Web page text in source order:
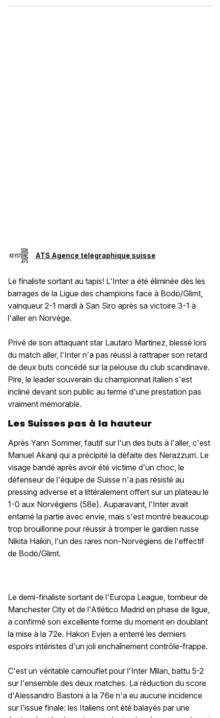
ATS Agence télégraphique suisse
Le finaliste sortant au tapis! L'Inter a été éliminée dès les
barrages de la Ligue des champions face à Bodö/Glimt,
vainqueur 2-1 mardi à San Siro après sa victoire 3-1 à
l'aller en Norvège.
Privé de son attaquant star Lautaro Martinez, blessé lors
du match aller, l'Inter n'a pas réussi à rattraper son retard
de deux buts concédé sur la pelouse du club scandinave.
Pire, le leader souverain du championnat italien s'est
incliné devant son public au terme d'une prestation pas
vraiment mémorable.
Les Suisses pas à la hauteur
Après Yann Sommer, fautif sur l'un des buts à l'aller, c'est
Manuel Akanji qui a précipité la défaite des Nerazzurri. Le
visage bandé après avoir été victime d'un choc, le
défenseur de l'équipe de Suisse n'a pas résisté au
pressing adverse et a littéralement offert sur un plateau le
1-0 aux Norvégiens (58e). Auparavant, l'Inter avait
entamé la partie avec envie, mais s'est montré beaucoup
trop brouillonne pour réussir à tromper le gardien russe
Nikita Haikin, l'un des rares non-Norvégiens de l'effectif
de Bodö/Glimt.
Le demi-finaliste sortant de l'Europa League, tombeur de
Manchester City et de l'Atlético Madrid en phase de ligue,
a confirmé son excellente forme du moment en doublant
la mise à la 72e. Hakon Evjen a enterré les derniers
espoirs intéristes d'un joli enchaînement contrôle-frappe.
C'est un véritable camouflet pour l'Inter Milan, battu 5-2
sur l'ensemble des deux matches. La réduction du score
d'Alessandro Bastoni à la 76e n'a eu aucune incidence
sur l'issue finale: les Italiens ont été balayés par une